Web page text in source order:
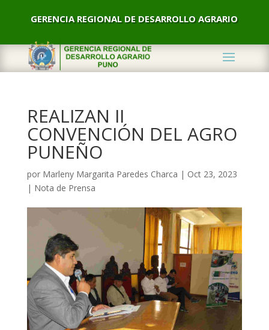
GERENCIA REGIONAL DE DESARROLLO AGRARIO
REALIZAN II
CONVENCIÓN DEL AGRO
PUNEÑO
por Marleny Margarita Paredes Charca | Oct 23, 2023
| Nota de Prensa